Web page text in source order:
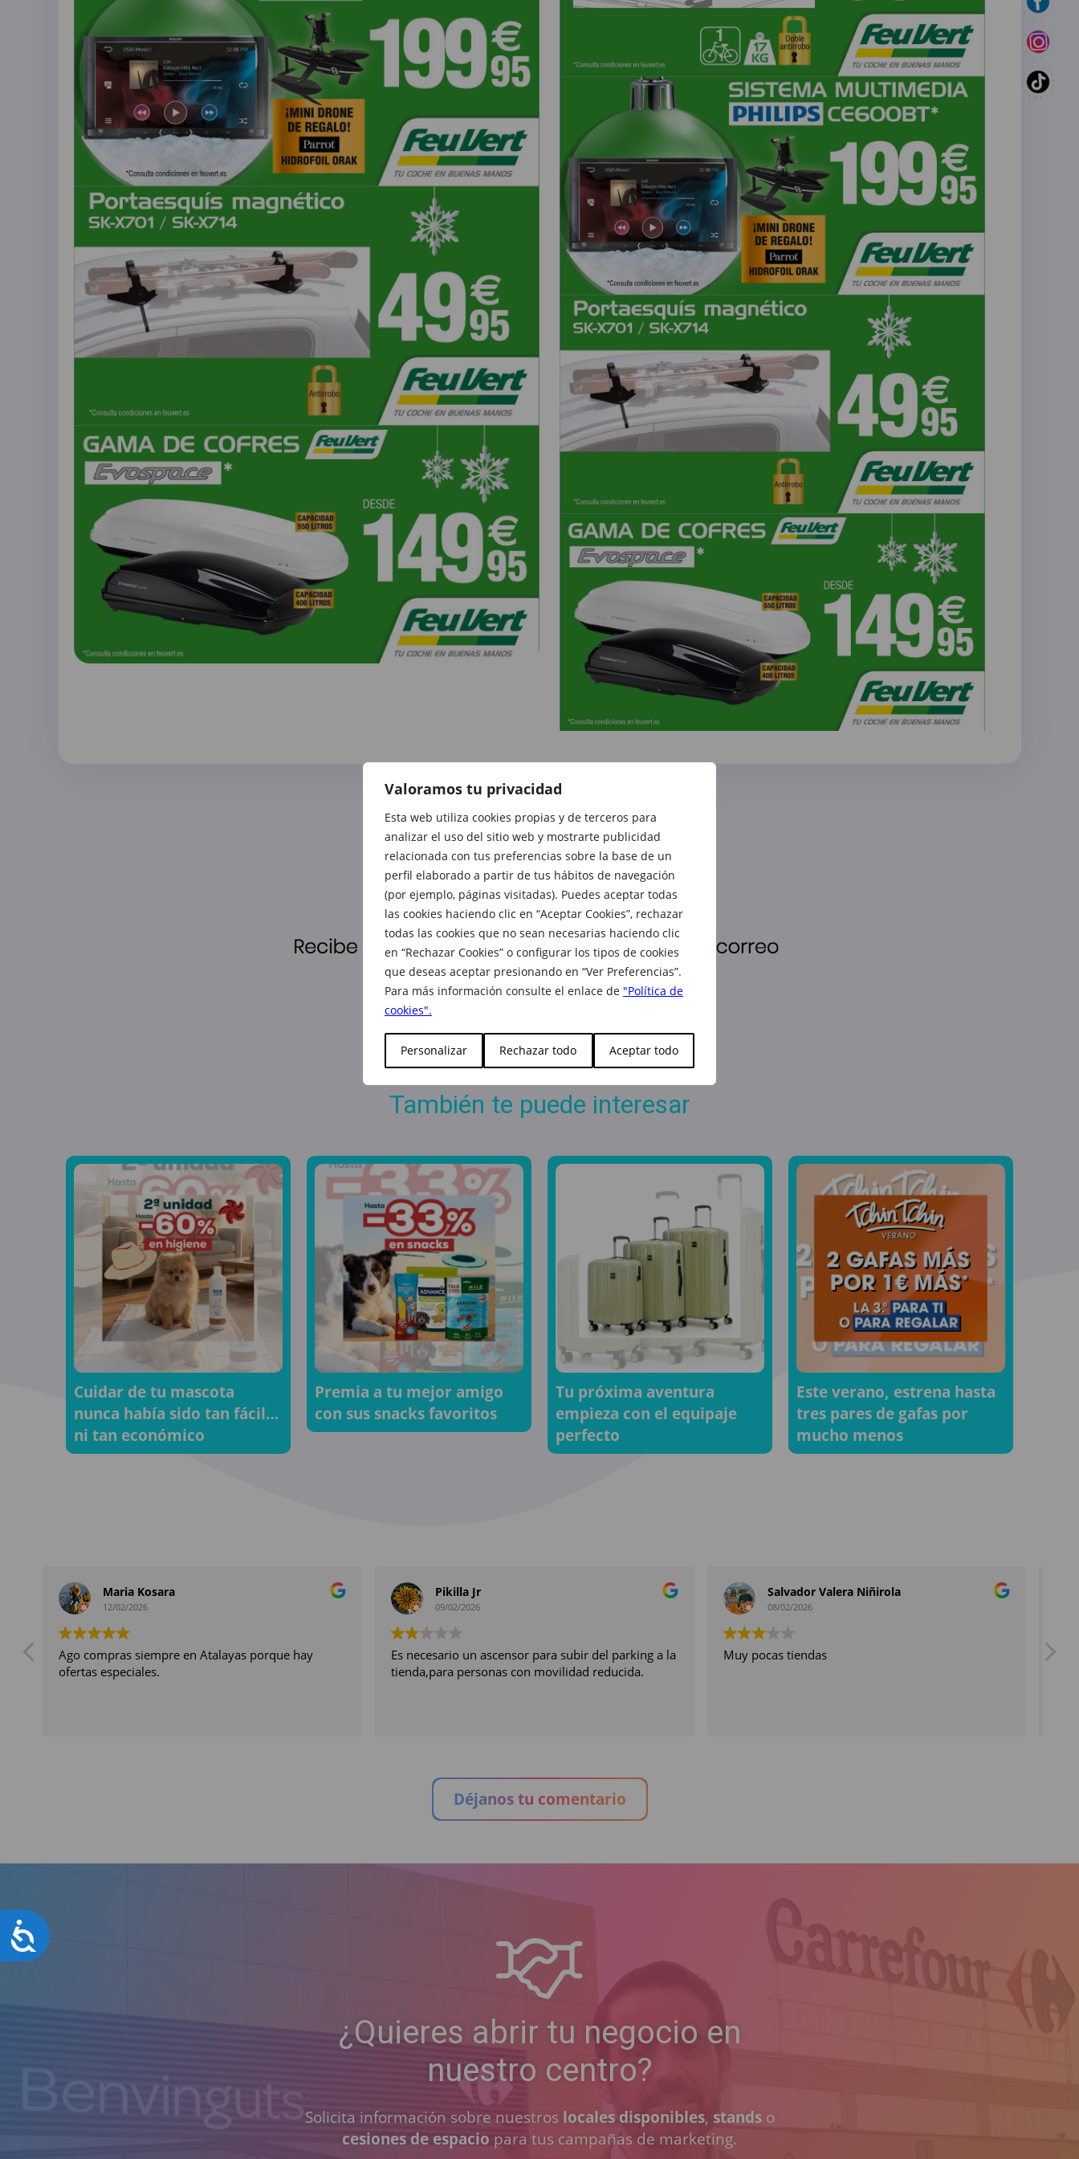
Accesibilidad
Valoramos tu privacidad
Esta web utiliza cookies propias y de terceros para
analizar el uso del sitio web y mostrarte publicidad
relacionada con tus preferencias sobre la base de un
perfil elaborado a partir de tus hábitos de navegación
(por ejemplo, páginas visitadas). Puedes aceptar todas
las cookies haciendo clic en “Aceptar Cookies”, rechazar
todas las cookies que no sean necesarias haciendo clic
en “Rechazar Cookies” o configurar los tipos de cookies
que deseas aceptar presionando en “Ver Preferencias”.
Para más información consulte el enlace de "Política de
cookies".
Personalizar Rechazar todo Aceptar todo
También te puede interesar
Cuidar de tu mascota
nunca había sido tan fácil…
ni tan económico
Premia a tu mejor amigo
con sus snacks favoritos
Tu próxima aventura
empieza con el equipaje
perfecto
Este verano, estrena hasta
tres pares de gafas por
mucho menos
Maria Kosara
12/02/2026
Ago compras siempre en Atalayas porque hay
ofertas especiales.
Pikilla Jr
09/02/2026
Es necesario un ascensor para subir del parking a la
tienda,para personas con movilidad reducida.
Salvador Valera Niñirola
08/02/2026
Muy pocas tiendas
Déjanos tu comentario
¿Quieres abrir tu negocio en
nuestro centro?
Solicita información sobre nuestros locales disponibles, standso
cesiones de espacio para tus campañas de marketing.